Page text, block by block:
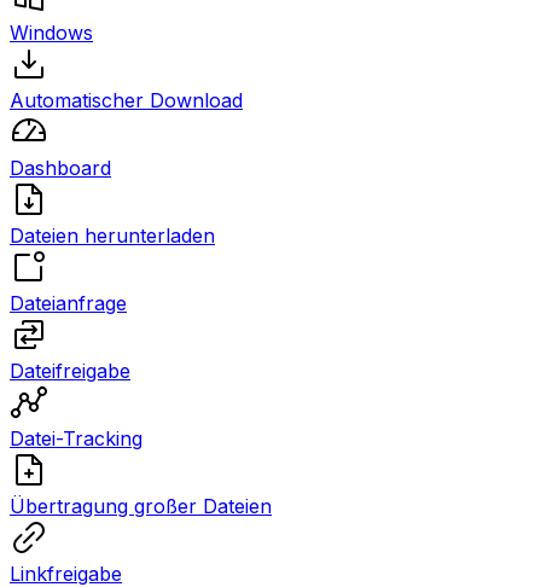
Windows
Automatischer Download
Dashboard
Dateien herunterladen
Dateianfrage
Dateifreigabe
Datei-Tracking
Übertragung großer Dateien
Linkfreigabe